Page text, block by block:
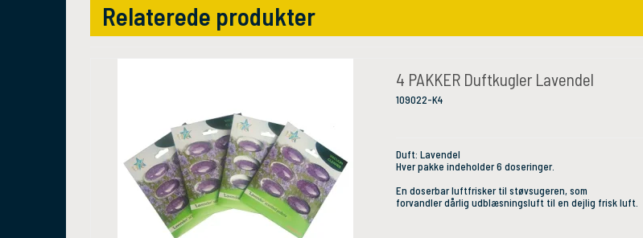
Relaterede produkter
4 PAKKER Duftkugler Lavendel
109022-K4
Duft: Lavendel
Hver pakke indeholder 6 doseringer.
En doserbar luftfrisker til støvsugeren, som
forvandler dårlig udblæsningsluft til en dejlig frisk luft.